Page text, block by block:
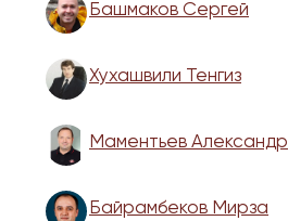
Башмаков Сергей
Хухашвили Тенгиз
Маментьев Александр
Байрамбеков Мирза